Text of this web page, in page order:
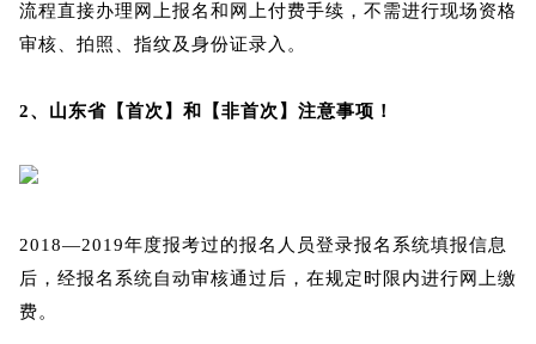
流程直接办理网上报名和网上付费手续，不需进行现场资格
审核、拍照、指纹及身份证录入。
2、山东省【首次】和【非首次】注意事项！
2018—2019年度报考过的报名人员登录报名系统填报信息
后，经报名系统自动审核通过后，在规定时限内进行网上缴
费。